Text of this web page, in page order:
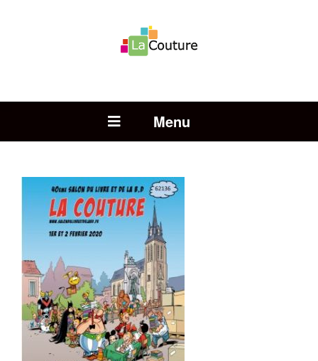
Open Menu